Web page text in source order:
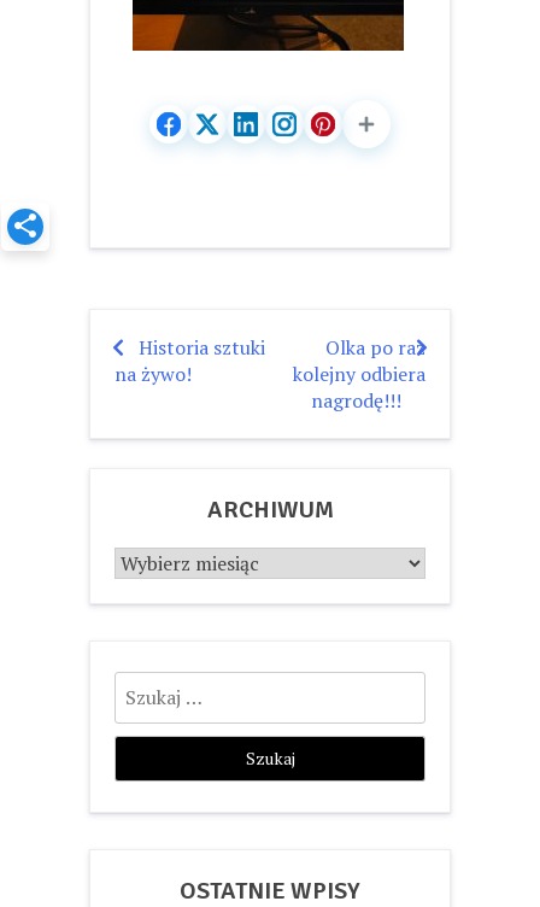
Nawigacja
Historia sztuki
na żywo!
Olka po raz
kolejny odbiera
nagrodę!!!
ARCHIWUM
Archiwum
Szukaj:
OSTATNIE WPISY